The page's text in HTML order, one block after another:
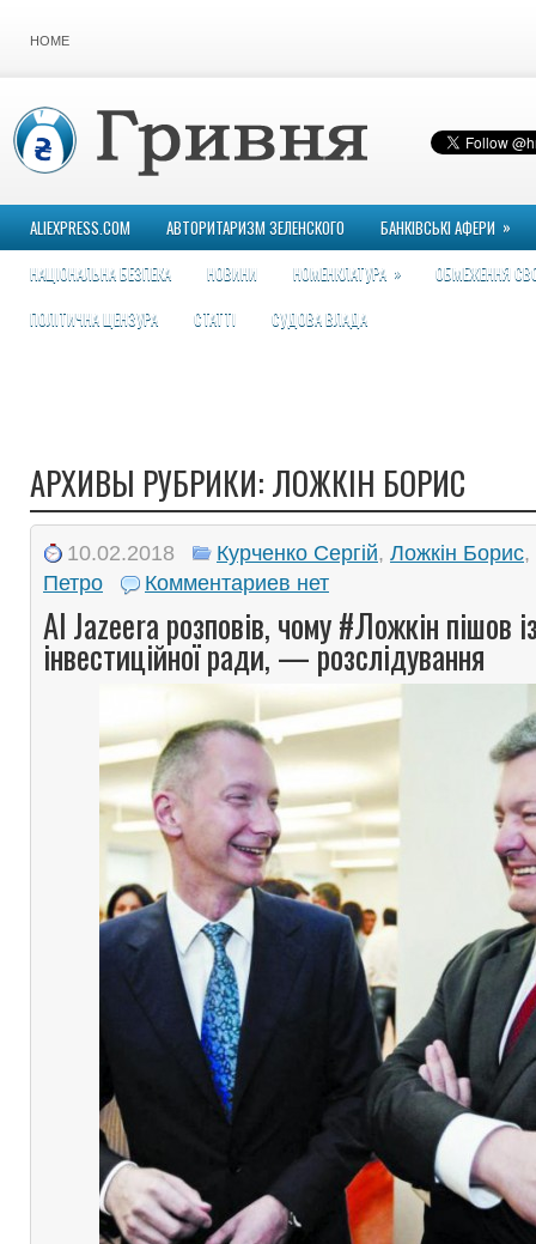
HOME
ALIEXPRESS.COM АВТОРИТАРИЗМ ЗЕЛЕНСКОГО БАНКІВСЬКІ АФЕРИ »
НАЦІОНАЛЬНА БЕЗПЕКА
НОВИНИ НОМЕНКЛАТУРА »
ОБМЕЖЕННЯ
ПОЛІТИЧНА ЦЕНЗУРА
СТАТТІ СУДОВА ВЛАДА
АРХИВЫ РУБРИКИ: ЛОЖКІН БОРИС
10.02.2018 Курченко Сергій, Ложкін Борис,
Петро
Комментариев нет
Al Jazeera розповів, чому #Ложкін пішов
інвестиційної ради, — розслідування